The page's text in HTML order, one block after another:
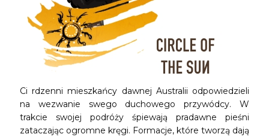
Ci rdzenni mieszkańcy dawnej Australii odpowiedzieli
na wezwanie swego duchowego przywódcy. W
trakcie swojej podróży śpiewają pradawne pieśni
zataczając ogromne kręgi. Formacje, które tworzą dają